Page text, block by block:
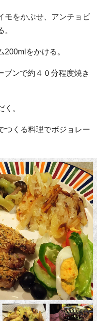
モをかぶせ、アンチョビ
200mlをかける。
ンで約４０分程度焼き
。
つくる料理でボジョレー